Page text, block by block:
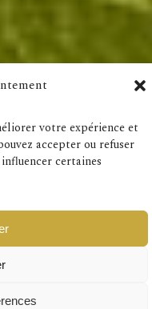
votre expérience et
accepter ou refuser
certaines